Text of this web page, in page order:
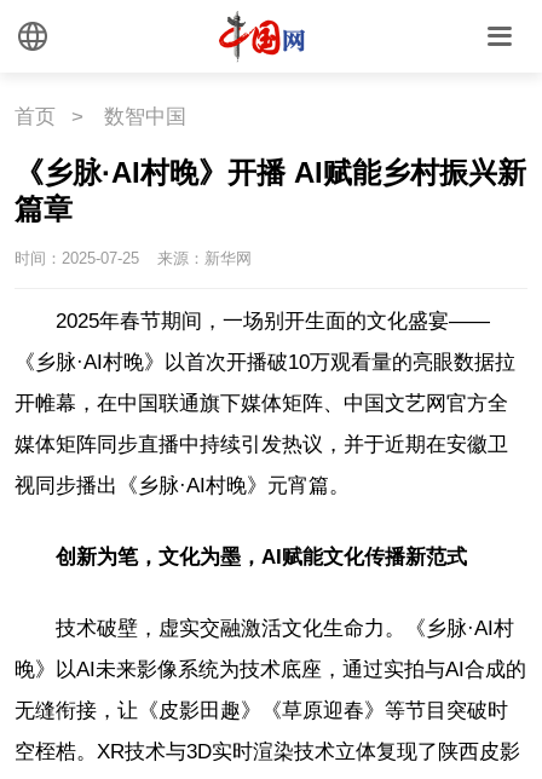
首页 > 数智中国
《乡脉·AI村晚》开播 AI赋能乡村振兴新
篇章
时间：2025-07-25 来源：新华网
2025年春节期间，一场别开生面的文化盛宴——
《乡脉·AI村晚》以首次开播破10万观看量的亮眼数据拉
开帷幕，在中国联通旗下媒体矩阵、中国文艺网官方全
媒体矩阵同步直播中持续引发热议，并于近期在安徽卫
视同步播出《乡脉·AI村晚》元宵篇。
创新为笔，文化为墨，AI赋能文化传播新范式
技术破壁，虚实交融激活文化生命力。《乡脉·AI村
晚》以AI未来影像系统为技术底座，通过实拍与AI合成的
无缝衔接，让《皮影田趣》《草原迎春》等节目突破时
空桎梏。XR技术与3D实时渲染技术立体复现了陕西皮影